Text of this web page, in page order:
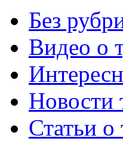
Без
Видео о
Новости
Статьи о